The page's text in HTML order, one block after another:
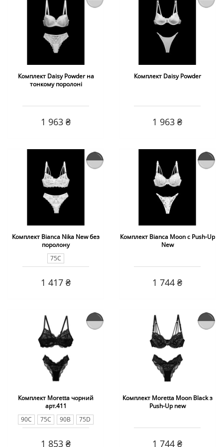
Комплект Daisy Powder на
тонкому поролоні
1 963 ₴
Комплект Daisy Powder
1 963 ₴
Комплект Bianca Nika New без
поролону
75C
1 417 ₴
Комплект Bianca Moon с Push-Up
New
1 744 ₴
Комплект Moretta чорний
арт.411
90C
75C 90B
75D
1 853 ₴
Комплект Moretta Moon Black з
Push-Up new
1 744 ₴